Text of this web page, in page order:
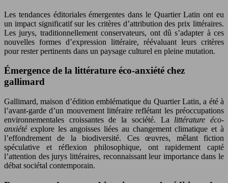
Les tendances éditoriales émergentes dans le Quartier Latin ont eu
un impact significatif sur les critères d’attribution des prix littéraires.
Les jurys, traditionnellement conservateurs, ont dû s’adapter à ces
nouvelles formes d’expression littéraire, réévaluant leurs critères
pour rester pertinents dans un paysage culturel en pleine mutation.
Émergence de la littérature éco-anxiété chez
gallimard
Gallimard, maison d’édition emblématique du Quartier Latin, a été à
l’avant-garde d’un mouvement littéraire reflétant les préoccupations
environnementales croissantes de la société. La littérature éco-
anxiété explore les angoisses liées au changement climatique et à
l’effondrement de la biodiversité. Ces œuvres, mêlant fiction
spéculative et réflexion philosophique, ont rapidement capté
l’attention des jurys littéraires, reconnaissant leur importance dans le
débat sociétal contemporain.